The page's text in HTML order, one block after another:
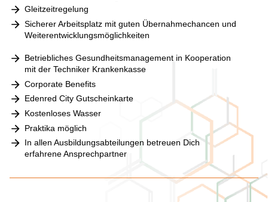
Gleitzeitregelung
Sicherer Arbeitsplatz mit guten Übernahmechancen und
Weiterentwicklungsmöglichkeiten
Betriebliches Gesundheitsmanagement in Kooperation
mit der Techniker Krankenkasse
Corporate Benefits
Edenred City Gutscheinkarte
Kostenloses Wasser
Praktika möglich
In allen Ausbildungsabteilungen betreuen Dich
erfahrene Ansprechpartner